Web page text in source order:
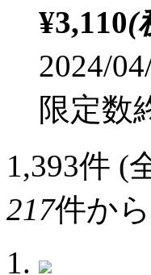
¥3,110(
2024/
限定数
1,393件 (
217件から